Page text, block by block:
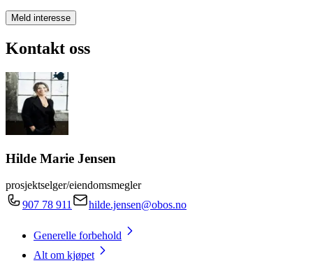
Meld interesse
Kontakt oss
Hilde Marie Jensen
prosjektselger/eiendomsmegler
907 78 911
hilde.jensen@obos.no
Generelle forbehold
Alt om kjøpet